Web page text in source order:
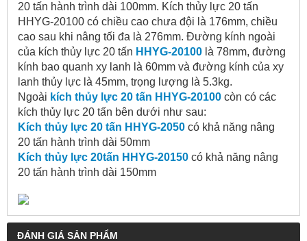
20 tấn hành trình dài 100mm. Kích thủy lực 20 tấn
HHYG-20100 có chiều cao chưa đội là 176mm, chiều
cao sau khi nâng tối đa là 276mm. Đường kính ngoài
của kích thủy lực 20 tấn HHYG-20100 là 78mm, đường
kính bao quanh xy lanh là 60mm và đường kính của xy
lanh thủy lực là 45mm, trọng lượng là 5.3kg.
Ngoài kích thủy lực 20 tấn HHYG-20100 còn có các
kích thủy lực 20 tấn bên dưới như sau:
Kích thủy lực 20 tấn HHYG-2050 có khả năng nâng
20 tấn hành trình dài 50mm
Kích thủy lực 20tấn HHYG-20150 có khả năng nâng
20 tấn hành trình dài 150mm
ĐÁNH GIÁ SẢN PHẨM